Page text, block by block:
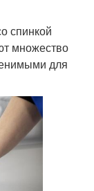
спинкой
множество
для